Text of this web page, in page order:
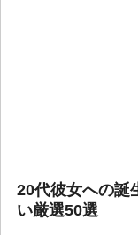
20代彼女への誕
い厳選50選